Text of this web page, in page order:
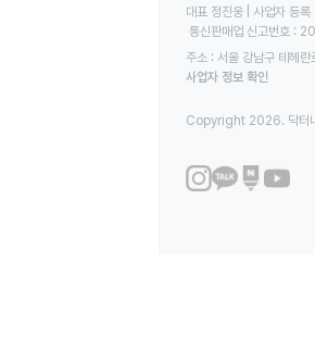
대표 정진웅 | 사업자
통신판매업 신고번호
주소 : 서울 강남구 테헤
사업자 정보 확인
Copyright 2026. 닥터